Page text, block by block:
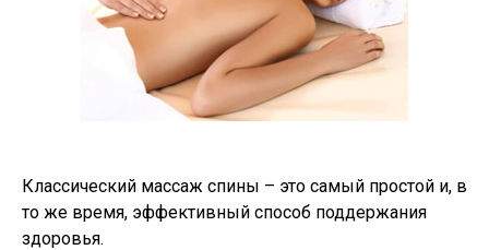
Классический массаж спины – это самый простой и, в
то же время, эффективный способ поддержания
здоровья.